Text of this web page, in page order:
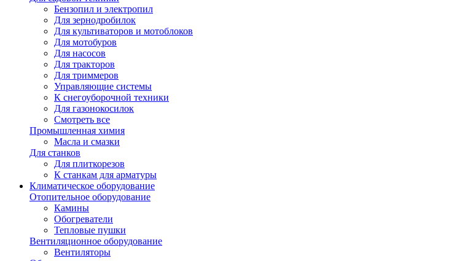
Бензопил и электропил
Для зернодробилок
Для культиваторов и мотоблоков
Для мотобуров
Для насосов
Для тракторов
Для триммеров
Управляющие системы
К снегоуборочной техники
Для газонокосилок
Смотреть все
Промышленная химия
Масла и смазки
Для станков
Для плиткорезов
К станкам для арматуры
Климатическое оборудование
Отопительное оборудование
Камины
Обогреватели
Тепловые пушки
Вентиляционное оборудование
Вентиляторы